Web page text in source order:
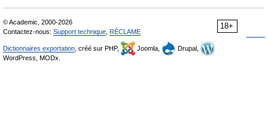
18+
© Academic, 2000-2026
Contactez-nous: Support technique RÉCLAME
Dictionnaires exportation , créé sur PHP, Joomla,
Drupal,
WordPress, MODx.